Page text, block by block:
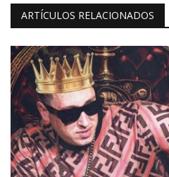
ARTÍCULOS RELACIONADOS